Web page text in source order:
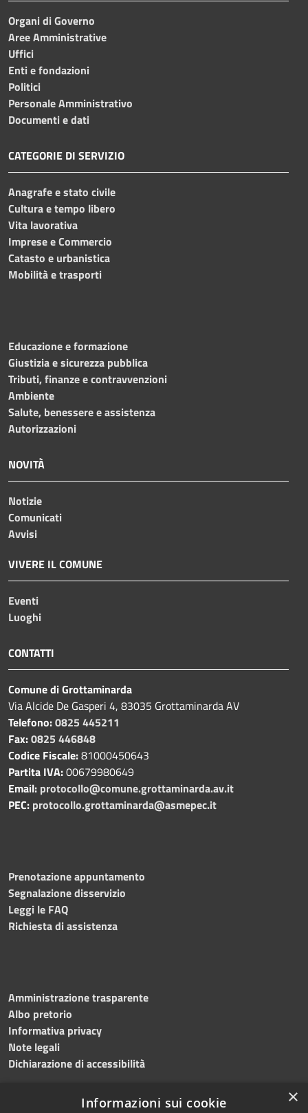
Organi di Governo
Aree Amministrative
Uffici
Enti e fondazioni
Politici
Personale Amministrativo
Documenti e dati
CATEGORIE DI SERVIZIO
Anagrafe e stato civile
Cultura e tempo libero
Vita lavorativa
Imprese e Commercio
Catasto e urbanistica
Mobilità e trasporti
Educazione e formazione
Giustizia e sicurezza pubblica
Tributi, finanze e contravvenzioni
Ambiente
Salute, benessere e assistenza
Autorizzazioni
NOVITÀ
Notizie
Comunicati
Avvisi
VIVERE IL COMUNE
Eventi
Luoghi
CONTATTI
Comune di Grottaminarda
Via Alcide De Gasperi 4, 83035 Grottaminarda AV
Telefono:0825 445211
Fax:0825 446848
Codice Fiscale:81000450643
Partita IVA:00679980649
Email: protocollo@comune.grottaminarda.av.it
PEC: protocollo.grottaminarda@asmepec.it
Prenotazione appuntamento
Segnalazione disservizio
Leggi le FAQ
Richiesta di assistenza
Amministrazione trasparente
Albo pretorio
Informativa privacy
Note legali
Dichiarazione di accessibilità
×
Informazioni sui cookie